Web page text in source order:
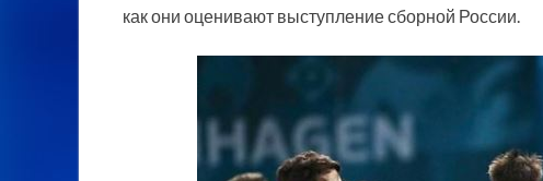
как они оценивают выступление сборной России.